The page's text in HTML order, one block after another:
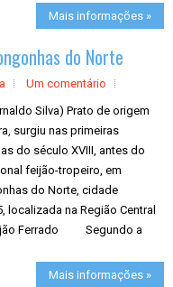
Mais informações »
do Norte
Um comentário
Silva) Prato de origem
surgiu nas primeiras
do século XVIII, antes do
feijão-tropeiro, em
do Norte, cidade
localizada na Região Central
Ferrado Segundo a
Mais informações »